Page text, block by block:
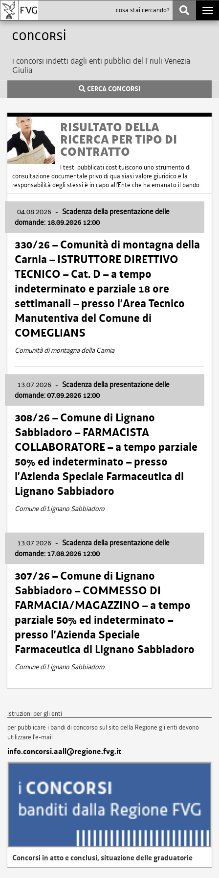
Concorsi
i concorsi indetti dagli enti pubblici del Friuli Venezia
Giulia
CERCA CONCORSI
RISULTATO DELLA
RICERCA PER TIPO DI
CONTRATTO
I testi pubblicati costituiscono uno strumento di
consultazione documentale privo di qualsiasi valore giuridico e la
responsabilità degli stessi è in capo all'Ente che ha emanato il bando.
04.08.2026 - Scadenza della presentazione delle
domande: 18.09.2026 12:00
330/26 – Comunità di montagna della
Carnia – ISTRUTTORE DIRETTIVO
TECNICO – Cat. D – a tempo
indeterminato e parziale 18 ore
settimanali – presso l’Area Tecnico
Manutentiva del Comune di
COMEGLIANS
Comunità di montagna della Carnia
13.07.2026 - Scadenza della presentazione delle
domande: 07.09.2026 12:00
308/26 – Comune di Lignano
Sabbiadoro – FARMACISTA
COLLABORATORE – a tempo parziale
50% ed indeterminato – presso
l’Azienda Speciale Farmaceutica di
Lignano Sabbiadoro
Comune di Lignano Sabbiadoro
13.07.2026 - Scadenza della presentazione delle
domande: 17.08.2026 12:00
307/26 – Comune di Lignano
Sabbiadoro – COMMESSO DI
FARMACIA/MAGAZZINO – a tempo
parziale 50% ed indeterminato –
presso l’Azienda Speciale
Farmaceutica di Lignano Sabbiadoro
Comune di Lignano Sabbiadoro
istruzioni per gli enti
per pubblicare i bandi di concorso sul sito della Regione gli enti devono
utilizzare l'e-mail
info.concorsi.aall@regione.fvg.it
Concorsi in atto e conclusi, situazione delle graduatorie